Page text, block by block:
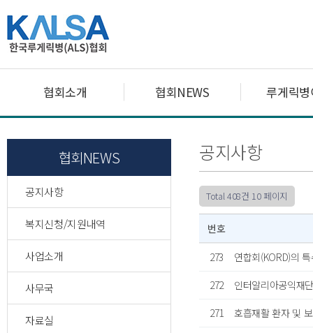
협회소개 협회NEWS 루게릭
협회NEWS
공지사항
복지신청/지원내역
사업소개
사무국
자료실
공지사항
Total 408건 10 페이지
번호
273
연합회(KORD)의
272
인터알리아공익재
271
호흡재활 환자 및